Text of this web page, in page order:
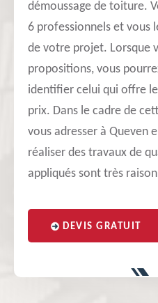
démoussage de toiture.
6 professionnels et vous
de votre projet. Lorsque
propositions, vous
identifier celui qui offre
prix. Dans le cadre de
vous adresser à Queven
réaliser des travaux de
appliqués sont très
DEVIS GRATUIT